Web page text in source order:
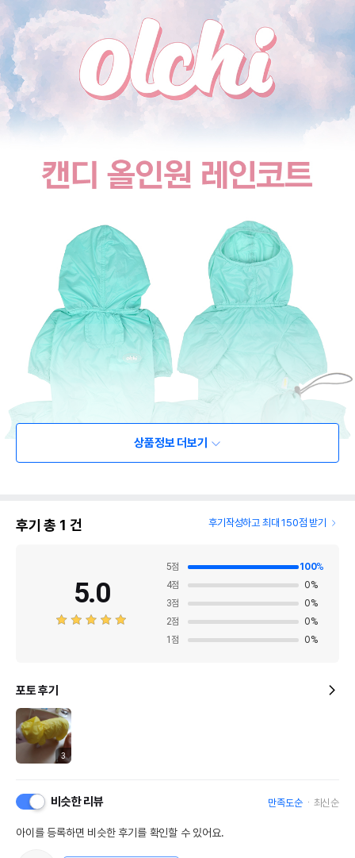
상품정보 더보기
후기 총 1 건 후기작성하고 최대 150점 받기
5.0
5점 100%
4점 0%
3점 0%
2점 0%
1 점 0%
포토 후기
3
비슷한 리뷰 만족도순 최신순
아이를 등록하면 비슷한 후기를 확인할 수 있어요.